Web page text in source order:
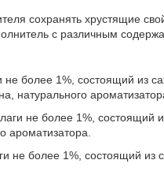
сохранять хрустящие
с различным
более 1%, состоящий из
натурального
не более 1%, состоящий
ароматизатора.
более 1%, состоящий из